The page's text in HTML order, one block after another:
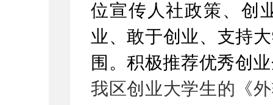
位宣传人社政策、创
业、敢于创业、支持
围。积极推荐优秀创
我区创业大学生的《